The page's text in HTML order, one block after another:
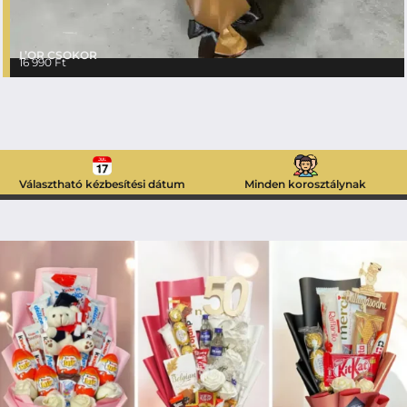
L’OR CSOKOR
16 990Ft
Választható kézbesítési dátum Minden korosztálynak